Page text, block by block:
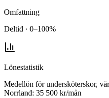
Omfattning
Deltid · 0–100%
Lönestatistik
Medellön förundersköterskor,
Norrland: 35 500 kr/mån